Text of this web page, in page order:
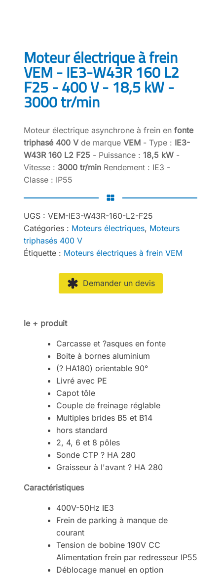
Moteur électrique à frein
VEM - IE3-W43R 160 L2
F25 - 400 V - 18,5 kW -
3000 tr/min
Moteur électrique asynchrone à frein en fonte
triphasé 400 V de marque VEM - Type : IE3-
W43R 160 L2 F25 - Puissance : 18,5 kW -
Vitesse : 3000 tr/min Rendement : IE3 -
Classe : IP55
UGS : VEM-IE3-W43R-160-L2-F25
Catégories : Moteurs électriques, Moteurs
triphasés 400 V
Étiquette : Moteurs électriques à frein VEM
Demander un devis
le + produit
Carcasse et ?asques en fonte
Boite à bornes aluminium
(? HA180) orientable 90°
Livré avec PE
Capot tôle
Couple de freinage réglable
Multiples brides B5 et B14
hors standard
2, 4, 6 et 8 pôles
Sonde CTP ? HA 280
Graisseur à l'avant ? HA 280
Caractéristiques
400V-50Hz IE3
Frein de parking à manque de
courant
Tension de bobine 190V CC
Alimentation frein par redresseur IP55
Déblocage manuel en option